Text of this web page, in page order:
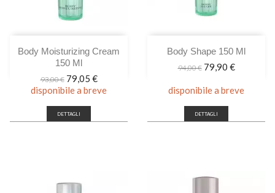
Body Moisturizing Cream
150 Ml
Prezzo
base
93,00 € Prezzo
79,05 €
disponibile a breve
DETTAGLI
Body Shape 150 Ml
Prezzo
94,00 € Prezzo
79,90 €
disponibile a breve
DETTAGLI